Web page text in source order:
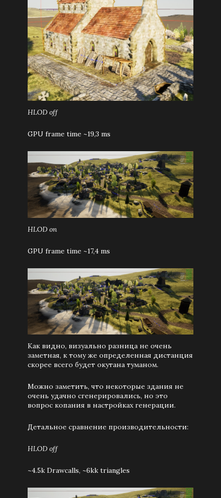
HLOD off
GPU frame time ~19,3 ms
HLOD on
GPU frame time ~17,4 ms
Как видно, визуально разница не очень
заметная, к тому же определенная дистанция
скорее всего будет окутана туманом.
Можно заметить, что некоторые здания не
очень удачно сгенерировались, но это
вопрос копания в настройках генерации.
Детальное сравнение производительности:
HLOD off
~4.5k Drawcalls, ~6kk triangles